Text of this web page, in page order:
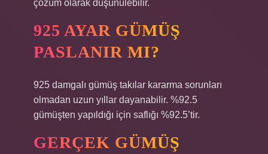
çözüm olarak düşünülebilir.
925 AYAR GÜMÜŞ
PASLANIR MI?
925 damgalı gümüş takılar kararma sorunları
olmadan uzun yıllar dayanabilir. %92.5
gümüşten yapıldığı için saflığı %92.5’tir.
GERÇEK GÜMÜŞ